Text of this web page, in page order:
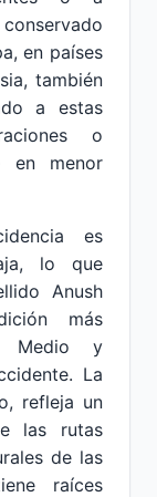
en países
también
a estas
o
en menor
es
lo que
Anush
más
Medio y
La
refleja un
las rutas
de las
raíces